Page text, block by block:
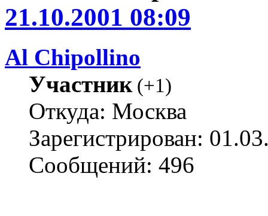
21.10.2001 08:09
Al Chipollino
Участник(+1)
Откуда: Москва
Зарегистрирован:
Сообщений: 496